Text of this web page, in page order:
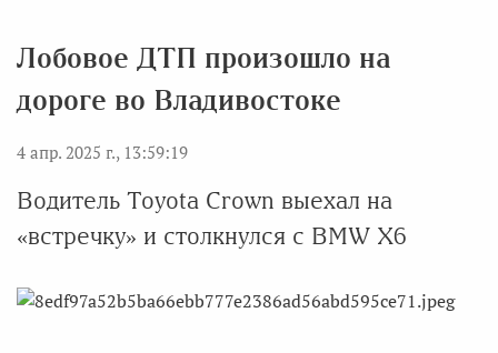
Лобовое ДТП произошло на
дороге во Владивостоке
4 апр. 2025 г., 13:59:19
Водитель Toyota Crown выехал на
«встречку» и столкнулся с BMW X6